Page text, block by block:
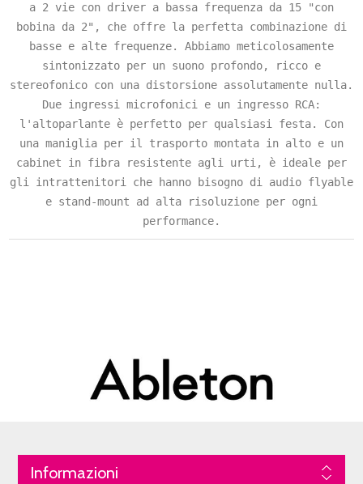
a 2 vie con driver a bassa frequenza da 15 "con
bobina da 2", che offre la perfetta combinazione di
basse e alte frequenze. Abbiamo meticolosamente
sintonizzato per un suono profondo, ricco e
stereofonico con una distorsione assolutamente nulla.
Due ingressi microfonici e un ingresso RCA:
l'altoparlante è perfetto per qualsiasi festa. Con
una maniglia per il trasporto montata in alto e un
cabinet in fibra resistente agli urti, è ideale per
gli intrattenitori che hanno bisogno di audio flyable
e stand-mount ad alta risoluzione per ogni
performance.
Informazioni